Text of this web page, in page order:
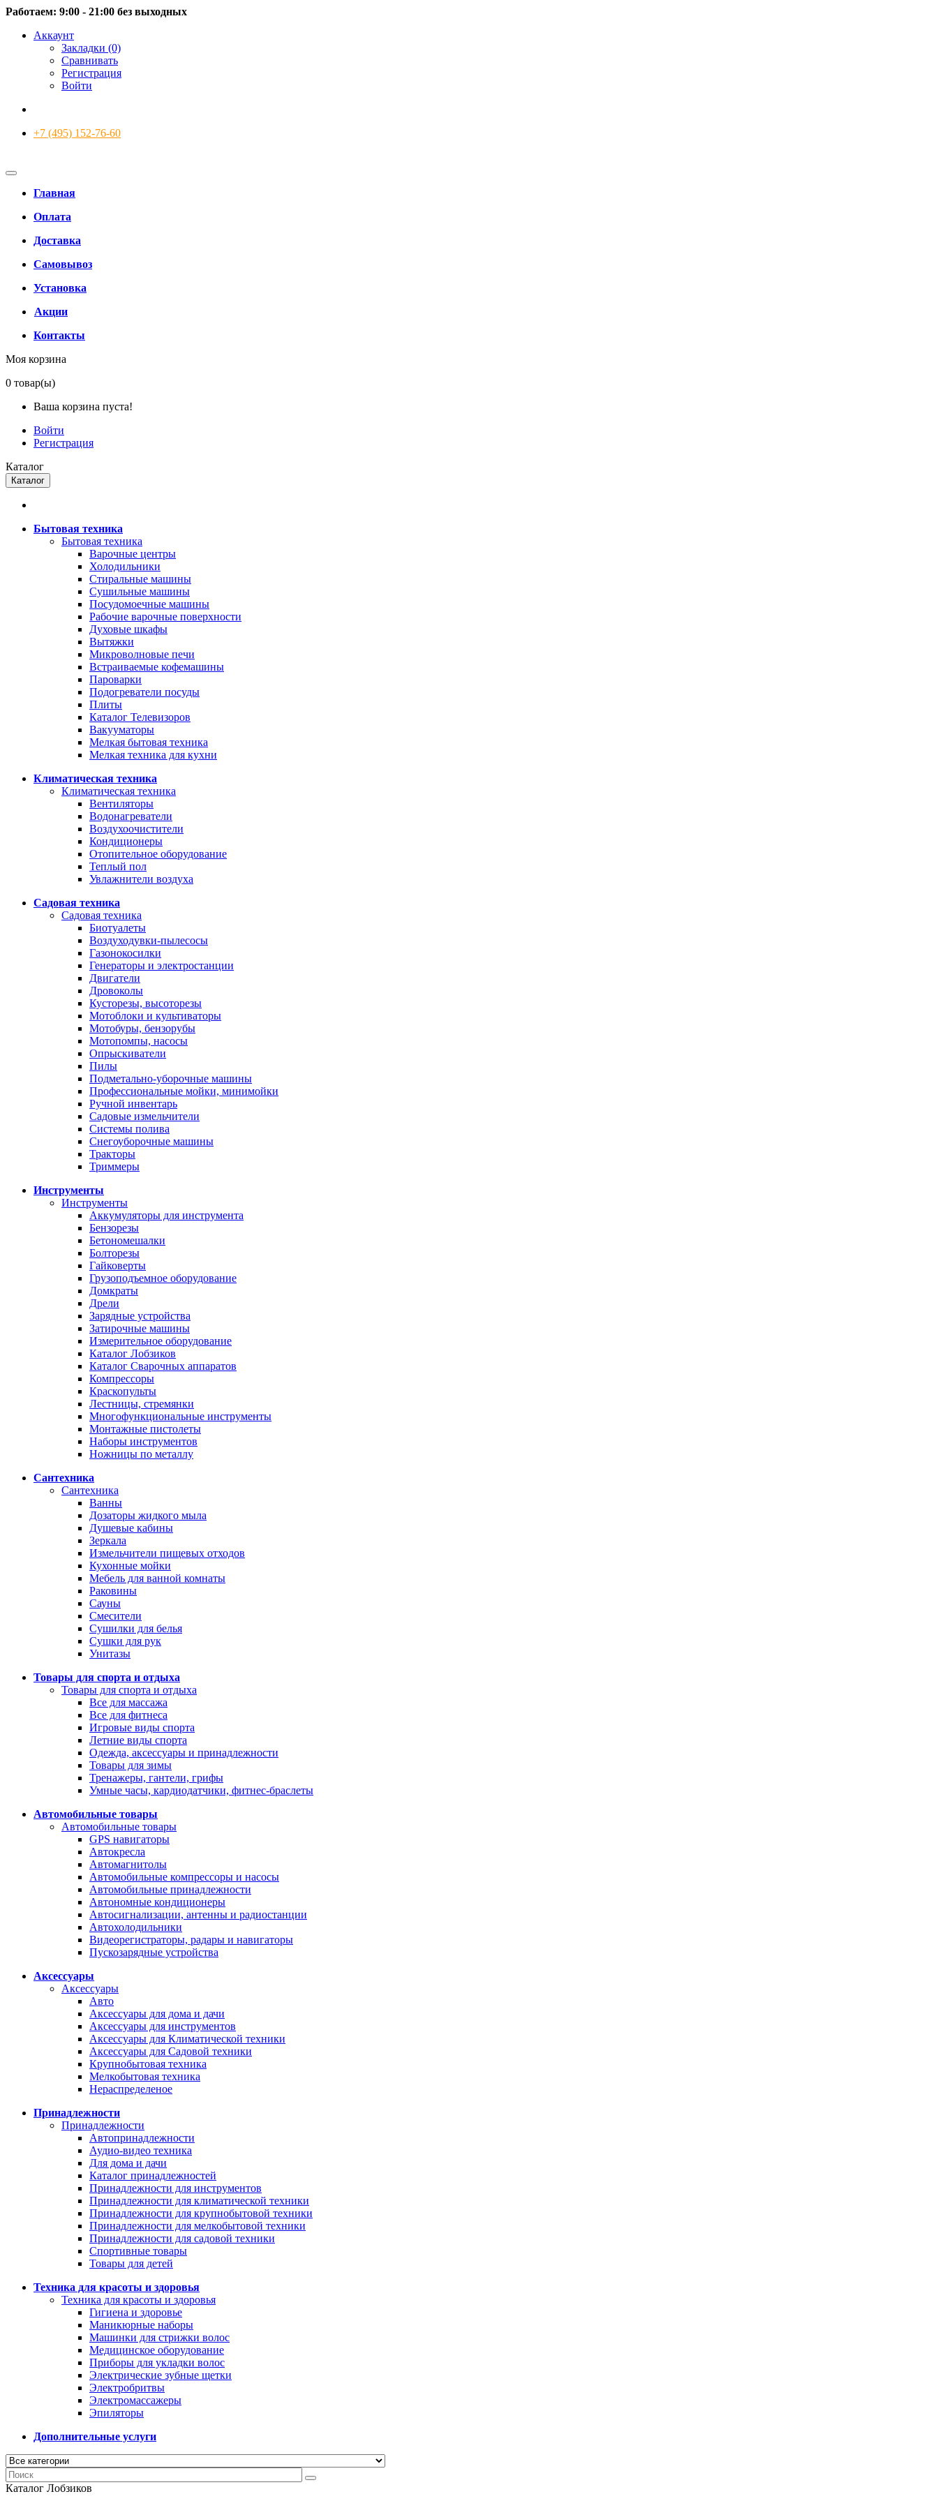
Работаем: 9:00 - 21:00 без выходных
Аккаунт
Закладки (0)
Сравнивать
Регистрация
Войти
+7 (495) 152-76-60
Главная
Оплата
Доставка
Самовывоз
Установка
Акции
Контакты
Моя корзина
0 товар(ы)
Ваша корзина пуста!
Войти
Регистрация
Каталог
Каталог
Бытовая техника
Бытовая техника
Варочные центры
Холодильники
Стиральные машины
Сушильные машины
Посудомоечные машины
Рабочие варочные поверхности
Духовые шкафы
Вытяжки
Микроволновые печи
Встраиваемые кофемашины
Пароварки
Подогреватели посуды
Плиты
Каталог Телевизоров
Вакууматоры
Мелкая бытовая техника
Мелкая техника для кухни
Климатическая техника
Климатическая техника
Вентиляторы
Водонагреватели
Воздухоочистители
Кондиционеры
Отопительное оборудование
Теплый пол
Увлажнители воздуха
Садовая техника
Садовая техника
Биотуалеты
Воздуходувки-пылесосы
Газонокосилки
Генераторы и электростанции
Двигатели
Дровоколы
Кусторезы, высоторезы
Мотоблоки и культиваторы
Мотобуры, бензорубы
Мотопомпы, насосы
Опрыскиватели
Пилы
Подметально-уборочные машины
Профессиональные мойки, минимойки
Ручной инвентарь
Садовые измельчители
Системы полива
Снегоуборочные машины
Тракторы
Триммеры
Инструменты
Инструменты
Аккумуляторы для инструмента
Бензорезы
Бетономешалки
Болторезы
Гайковерты
Грузоподъемное оборудование
Домкраты
Дрели
Зарядные устройства
Затирочные машины
Измерительное оборудование
Каталог Лобзиков
Каталог Сварочных аппаратов
Компрессоры
Краскопульты
Лестницы, стремянки
Многофункциональные инструменты
Монтажные пистолеты
Наборы инструментов
Ножницы по металлу
Сантехника
Сантехника
Ванны
Дозаторы жидкого мыла
Душевые кабины
Зеркала
Измельчители пищевых отходов
Кухонные мойки
Мебель для ванной комнаты
Раковины
Сауны
Смесители
Сушилки для белья
Сушки для рук
Унитазы
Товары для спорта и отдыха
Товары для спорта и отдыха
Все для массажа
Все для фитнеса
Игровые виды спорта
Летние виды спорта
Одежда, аксессуары и принадлежности
Товары для зимы
Тренажеры, гантели, грифы
Умные часы, кардиодатчики, фитнес-браслеты
Автомобильные товары
Автомобильные товары
GPS навигаторы
Автокресла
Автомагнитолы
Автомобильные компрессоры и насосы
Автомобильные принадлежности
Автономные кондиционеры
Автосигнализации, антенны и радиостанции
Автохолодильники
Видеорегистраторы, радары и навигаторы
Пускозарядные устройства
Аксессуары
Аксессуары
Авто
Аксессуары для дома и дачи
Аксессуары для инструментов
Аксессуары для Климатической техники
Аксессуары для Садовой техники
Крупнобытовая техника
Мелкобытовая техника
Нераспределеное
Принадлежности
Принадлежности
Автопринадлежности
Аудио-видео техника
Для дома и дачи
Каталог принадлежностей
Принадлежности для инструментов
Принадлежности для климатической техники
Принадлежности для крупнобытовой техники
Принадлежности для мелкобытовой техники
Принадлежности для садовой техники
Спортивные товары
Товары для детей
Техника для красоты и здоровья
Техника для красоты и здоровья
Гигиена и здоровье
Маникюрные наборы
Машинки для стрижки волос
Медицинское оборудование
Приборы для укладки волос
Электрические зубные щетки
Электробритвы
Электромассажеры
Эпиляторы
Дополнительные услуги
Каталог Лобзиков